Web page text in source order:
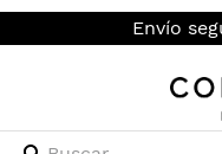
Envío
Buscar